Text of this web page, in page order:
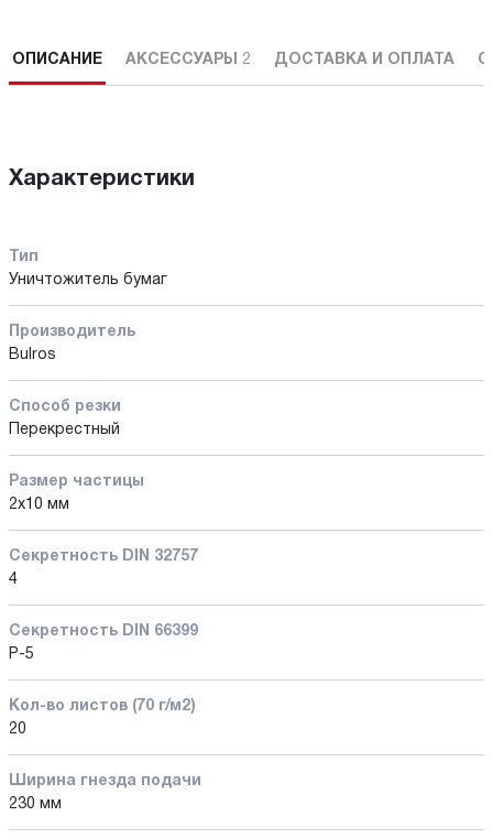
ОПИСАНИЕ АКСЕССУАРЫ 2 ДОСТАВКА И ОПЛАТА
Характеристики
Тип
Уничтожитель бумаг
Производитель
Bulros
Способ резки
Перекрестный
Размер частицы
2x10 мм
Секретность DIN 32757
4
Секретность DIN 66399
P-5
Кол-во листов (70 г/м2)
20
Ширина гнезда подачи
230 мм